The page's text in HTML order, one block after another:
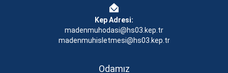
Kep Adresi:
madenmuhodasi@hs03.kep.tr
madenmuhisletmesi@hs03.kep.tr
Odamız